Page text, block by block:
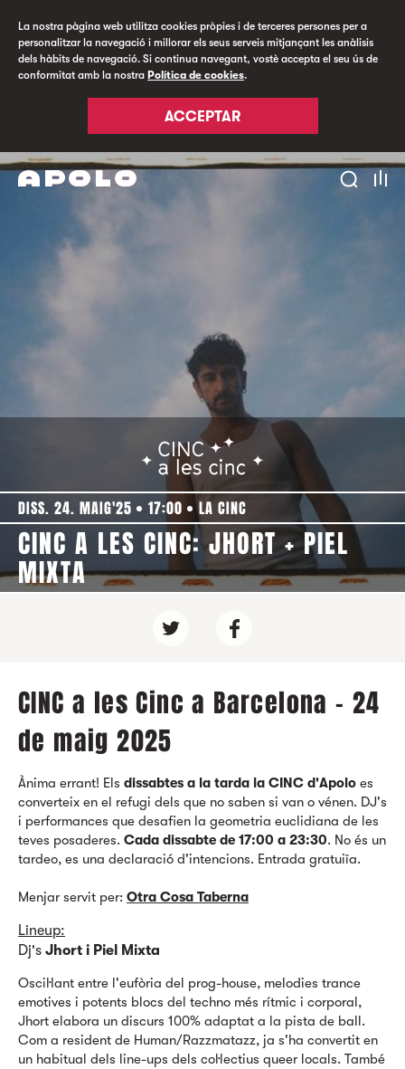
La nostra pàgina web utilitza cookies pròpies i de terceres persones per a
personalitzar la navegació i millorar els seus serveis mitjançant les anàlisis
dels hàbits de navegació. Si continua navegant, vostè accepta el seu ús de
conformitat amb la nostra Política de cookies.
ACCEPTAR
DISS. 24. MAIG'25 17:00 LA CINC
CINC A LES CINC: JHORT + PIEL
MIXTA
CINC a les Cinc a Barcelona - 24
de maig 2025
Ànima errant! Els dissabtes a la tarda la CINC d'Apolo es
converteix en el refugi dels que no saben si van o vénen. DJ's
i performances que desafien la geometria euclidiana de les
teves posaderes. Cada dissabte de 17:00 a 23:30. No és un
tardeo, es una declaració d'intencions. Entrada gratuiïa.
Menjar servit per: Otra Cosa Taberna
Lineup:
Dj's Jhort i Piel Mixta
Oscil·lant entre l'eufòria del prog-house, melodies trance
emotives i potents blocs del techno més rítmic i corporal,
Jhort elabora un discurs 100% adaptat a la pista de ball.
Com a resident de Human/Razzmatazz, ja s'ha convertit en
un habitual dels line-ups dels col·lectius queer locals. També